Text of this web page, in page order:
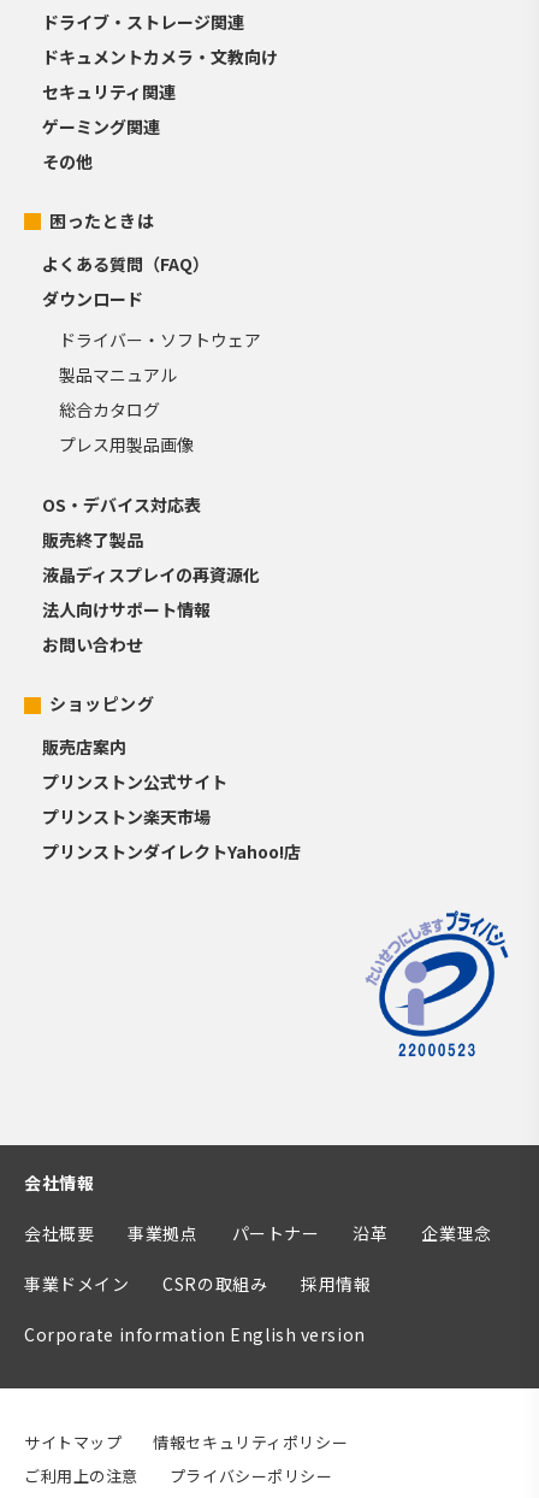
ドライブ・ストレージ関連
ドキュメントカメラ・文教向け
セキュリティ関連
ゲーミング関連
その他
困ったときは
よくある質問（FAQ）
ダウンロード
ドライバー・ソフトウェア
製品マニュアル
総合カタログ
プレス用製品画像
OS・デバイス対応表
販売終了製品
液晶ディスプレイの再資源化
法人向けサポート情報
お問い合わせ
ショッピング
販売店案内
プリンストン公式サイト
プリンストン楽天市場
プリンストンダイレクトYahoo!店
会社情報
会社概要 事業拠点 パートナー 沿革 企業理念
事業ドメイン CSRの取組み 採用情報
Corporate information English version
サイトマップ
情報セキュリティポリシー
ご利用上の注意
プライバシーポリシー